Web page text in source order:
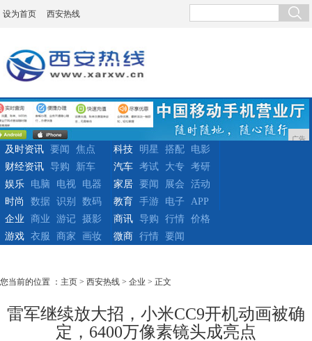
设为首页 西安热线
广告
及时资讯 要闻
焦点
财经资讯
导购 新车
科技 明星 搭配
电影
汽车
考试 大专
考研
娱乐
电脑 电视
电器
时尚
数据 识别 数码
家居 要闻 展会
活动
教育
手游 电子
APP
企业
商业 游记
摄影
游戏
衣服 商家 画妆
商讯 导购 行情
价格
微商
行情 要闻
您当前的位置 ： 主页 > 西安热线 > 企业 > 正文
雷军继续放大招，小米CC9开机动画被确
定，6400万像素镜头成亮点